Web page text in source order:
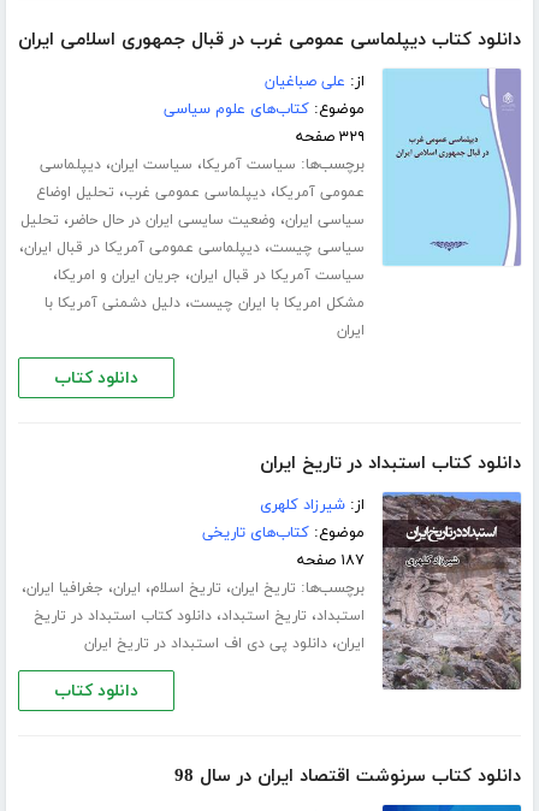
دانلود کتاب دیپلماسی عمومی غرب در قبال جمهوری اسلامی ایران
از: علی صباغیان
موضوع:کتاب‌های علوم سیاسی
۳۲۹ صفحه
برچسب‌ها: سیاست آمریکا، سیاست ایران،دیپلماسی
عمومی آمریکا،دیپلماسی عمومی غرب، تحلیل اوضاع
سیاسی ایران، وضعیت سایسی ایران در حال حاضر، تحلیل
سیاسی چیست،دیپلماسی عمومی آمریکا در قبال ایران،
سیاست آمریکا در قبال ایران، جریان ایران و امریکا،
مشکل امریکا با ایران چیست،دلیل دشمنی آمریکا با
ایران
دانلود کتاب
دانلود کتاب استبداد در تاریخ ایران
از:شیرزاد کلهری
موضوع:کتاب‌های تاریخی
۱۸۷ صفحه
برچسب‌ها: تاریخ ایران، تاریخ اسلام، ایران، جغرافیا ایران،
استبداد، تاریخ استبداد،دانلود کتاب استبداد در تاریخ
ایران،دانلود پی دی اف استبداد در تاریخ ایران
دانلود کتاب
دانلود کتاب سرنوشت اقتصاد ایران در سال 98